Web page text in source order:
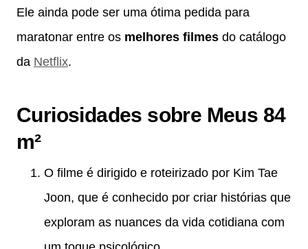
Ele ainda pode ser uma ótima pedida para
maratonar entre os melhores filmes do catálogo
da Netflix.
Curiosidades sobre Meus 84
m²
O filme é dirigido e roteirizado por Kim Tae
Joon, que é conhecido por criar histórias que
exploram as nuances da vida cotidiana com